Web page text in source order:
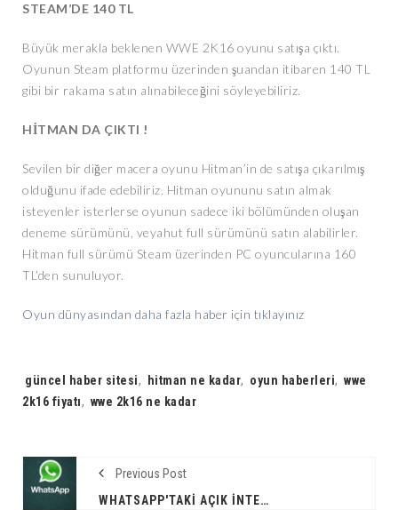
STEAM’DE 140 TL
Büyük merakla beklenen WWE 2K16 oyunu satışa çıktı.
Oyunun Steam platformu üzerinden şuandan itibaren 140 TL
gibi bir rakama satın alınabileceğini söyleyebiliriz.
HİTMAN DA ÇIKTI !
Sevilen bir diğer macera oyunu Hitman’in de satışa çıkarılmış
olduğunu ifade edebiliriz. Hitman oyununu satın almak
isteyenler isterlerse oyunun sadece iki bölümünden oluşan
deneme sürümünü, veyahut full sürümünü satın alabilirler.
Hitman full sürümü Steam üzerinden PC oyuncularına 160
TL’den sunuluyor.
Oyun dünyasından daha fazla haber için tıklayınız
Tags:
güncel haber sitesi, hitman ne kadar, oyun haberleri, wwe
2k16 fiyatı, wwe 2k16 ne kadar
Previous Post
WHATSAPP'TAKI AÇIK İNTERNET KOTANIZI BITIREBILIR